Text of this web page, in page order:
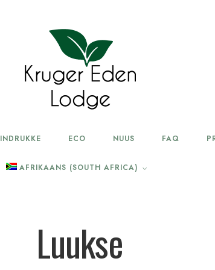
INDRUKKE ECO NUUS FAQ
AFRIKAANS (SOUTH AFRICA)
Español
Portuguese,
Luukse